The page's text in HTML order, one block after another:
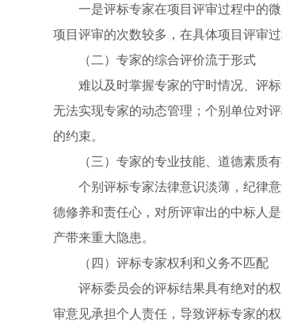
一是评标专家在项目评审过程中的
项目评审的次数较多，在具体项目评审
（二）专家的综合评价流于形式
难以及时掌握专家的守时情况、评
无法实现专家的动态管理；个别单位对
的约束。
（三）专家的专业技能、道德素质
个别评标专家法律意识淡薄，纪律
德修养和责任心，对所评审出的中标人
产带来重大隐患。
（四）评标专家权利和义务不匹配
评标委员会的评标结果具有绝对的
审意见承担个人责任，导致评标专家的权